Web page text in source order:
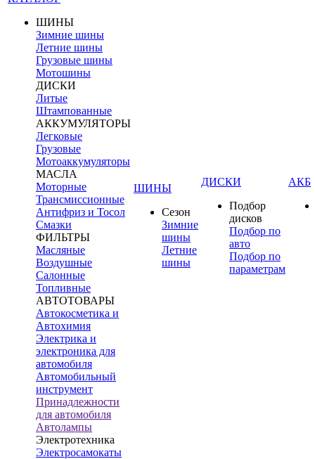
ШИНЫ
Зимние шины
Летние шины
Грузовые шины
Мотошины
ДИСКИ
Литые
Штампованные
АККУМУЛЯТОРЫ
Легковые
Грузовые
Мотоаккумуляторы
МАСЛА
Моторные
Трансмиссионные
Антифриз и Тосол
Смазки
ФИЛЬТРЫ
Масляные
Воздушные
Салонные
Топливные
АВТОТОВАРЫ
Автокосметика и
Автохимия
Электрика и
электроника для
автомобиля
Автомобильный
инструмент
Принадлежности
для автомобиля
Автолампы
Электротехника
Электросамокаты
ШИНЫ
Сезон
Зимние
шины
Летние
шины
ДИСКИ
Подбор
дисков
Подбор по
авто
Подбор по
параметрам
АКБ